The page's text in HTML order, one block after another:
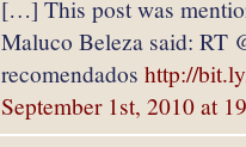
[…] This post was
Maluco Beleza said: RT
recomendados http://
September 1st, 2010 at